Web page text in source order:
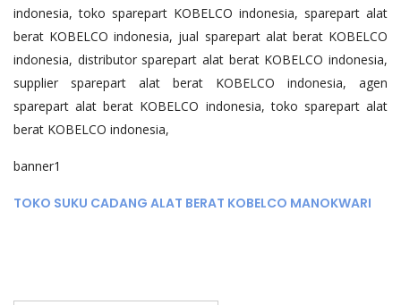
indonesia, toko sparepart KOBELCO indonesia, sparepart alat
berat KOBELCO indonesia, jual sparepart alat berat KOBELCO
indonesia, distributor sparepart alat berat KOBELCO indonesia,
supplier sparepart alat berat KOBELCO indonesia, agen
sparepart alat berat KOBELCO indonesia, toko sparepart alat
berat KOBELCO indonesia,
banner1
TOKO SUKU CADANG ALAT BERAT KOBELCO MANOKWARI